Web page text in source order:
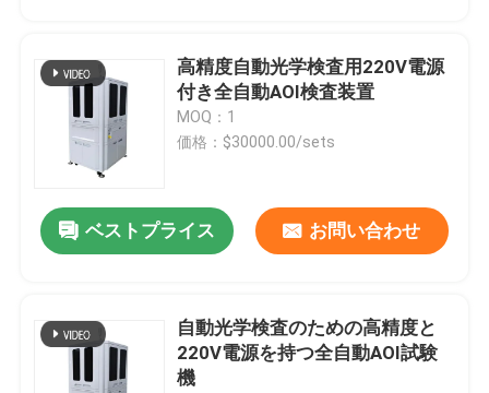
高精度自動光学検査用220V電源
付き全自動AOI検査装置
MOQ：1
価格：$30000.00/sets
ベストプライス お問い合わせ
自動光学検査のための高精度と
220V電源を持つ全自動AOI試験
機